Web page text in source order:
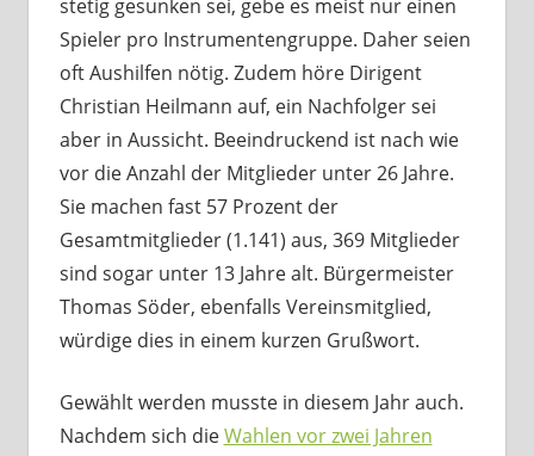
stetig gesunken sei, gebe es meist nur einen
Spieler pro Instrumentengruppe. Daher seien
oft Aushilfen nötig. Zudem höre Dirigent
Christian Heilmann auf, ein Nachfolger sei
aber in Aussicht. Beeindruckend ist nach wie
vor die Anzahl der Mitglieder unter 26 Jahre.
Sie machen fast 57 Prozent der
Gesamtmitglieder (1.141) aus, 369 Mitglieder
sind sogar unter 13 Jahre alt. Bürgermeister
Thomas Söder, ebenfalls Vereinsmitglied,
würdige dies in einem kurzen Grußwort.
Gewählt werden musste in diesem Jahr auch.
Nachdem sich dieWahlen vor zwei Jahren